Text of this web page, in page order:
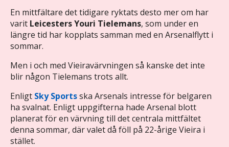
En mittfältare det tidigare ryktats desto mer om har
varit Leicesters Youri Tielemans, som under en
längre tid har kopplats samman med en Arsenalflytt i
sommar.
Men i och med Vieiravärvningen så kanske det inte
blir någon Tielemans trots allt.
Enligt Sky Sportsska Arsenals intresse för belgaren
ha svalnat. Enligt uppgifterna hade Arsenal blott
planerat för en värvning till det centrala mittfältet
denna sommar, där valet då föll på 22-årige Vieira i
stället.